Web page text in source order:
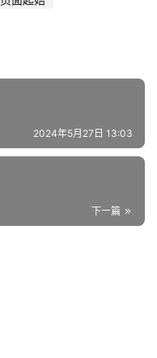
2024年5月27日 13:03
下一篇